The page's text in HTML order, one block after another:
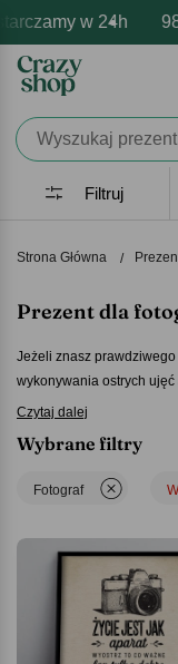
w 24h 98%
- zawsze
Strona Główna
Prezent dla
Jeżeli znasz
wykonywania ostrych
im odpowiedni
dlatego podaruj mu coś
fotografa to nietuzinkowe
pstrykania i dzielenia się
naprawdę zasługuje.
Czytaj dalej
Filtruj
Wybrane filtry
Fotograf